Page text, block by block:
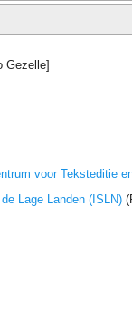
Gezelle]
voor Teksteditie
Lage Landen (ISLN)